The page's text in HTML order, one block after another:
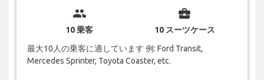
group
10 乗客
business_center
10 スーツケース
最大10人の乗客に適しています 例: Ford Transit,
Mercedes Sprinter, Toyota Coaster, etc.